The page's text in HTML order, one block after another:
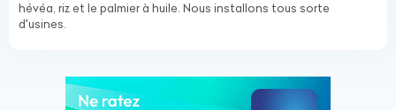
hévéa, riz et le palmier à huile. Nous installons tous sorte
d'usines.